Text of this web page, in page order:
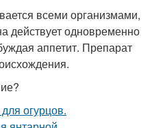
всеми организмами,
действует одновременно
аппетит. Препарат